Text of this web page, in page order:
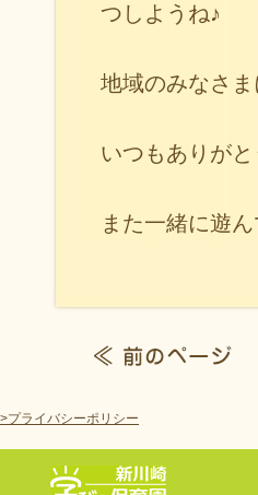
つしようね♪
地域のみなさ
いつもありがと
また一緒に遊
>プライバシーポリシー